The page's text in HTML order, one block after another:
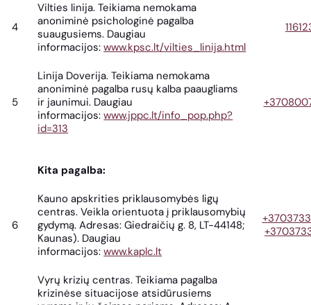
4
Vilties linija. Teikiama nemokama
anoniminė psichologinė pagalba
suaugusiems. Daugiau
informacijos:www.kpsc.lt/vilties_linija.html
5
Linija Doverija. Teikiama nemokama
anoniminė pagalba rusų kalba paaugliams
ir jaunimui. Daugiau
informacijos:www.jppc.lt/info_pop.php?
id=313
Kita pagalba:
6
Kauno apskrities priklausomybės ligų
centras. Veikla orientuota į priklausomybių
gydymą. Adresas: Giedraičių g. 8, LT-44148;
Kaunas). Daugiau
informacijos:www.kaplc.lt
Vyrų krizių centras. Teikiama pagalba
krizinėse situacijose atsidūrusiems